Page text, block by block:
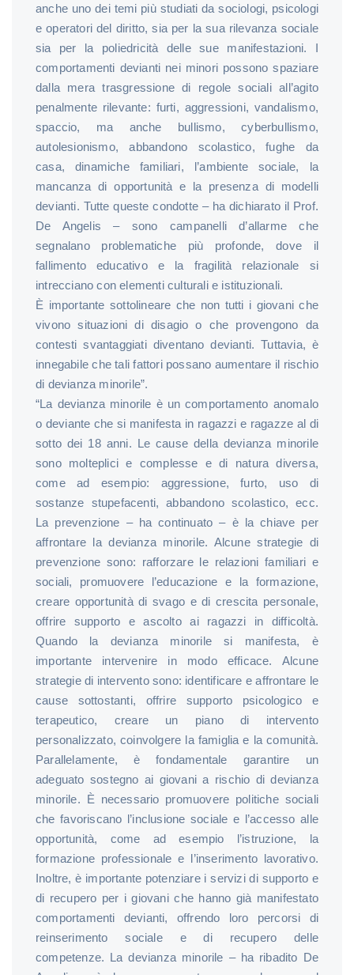
anche uno dei temi più studiati da sociologi, psicologi
e operatori del diritto, sia per la sua rilevanza sociale
sia per la poliedricità delle sue manifestazioni. I
comportamenti devianti nei minori possono spaziare
dalla mera trasgressione di regole sociali all’agito
penalmente rilevante: furti, aggressioni, vandalismo,
spaccio, ma anche bullismo, cyberbullismo,
autolesionismo, abbandono scolastico, fughe da
casa, dinamiche familiari, l’ambiente sociale, la
mancanza di opportunità e la presenza di modelli
devianti. Tutte queste condotte – ha dichiarato il Prof.
De Angelis – sono campanelli d’allarme che
segnalano problematiche più profonde, dove il
fallimento educativo e la fragilità relazionale si
intrecciano con elementi culturali e istituzionali.
È importante sottolineare che non tutti i giovani che
vivono situazioni di disagio o che provengono da
contesti svantaggiati diventano devianti. Tuttavia, è
innegabile che tali fattori possano aumentare il rischio
di devianza minorile”.
“La devianza minorile è un comportamento anomalo
o deviante che si manifesta in ragazzi e ragazze al di
sotto dei 18 anni. Le cause della devianza minorile
sono molteplici e complesse e di natura diversa,
come ad esempio: aggressione, furto, uso di
sostanze stupefacenti, abbandono scolastico, ecc.
La prevenzione – ha continuato – è la chiave per
affrontare la devianza minorile. Alcune strategie di
prevenzione sono: rafforzare le relazioni familiari e
sociali, promuovere l’educazione e la formazione,
creare opportunità di svago e di crescita personale,
offrire supporto e ascolto ai ragazzi in difficoltà.
Quando la devianza minorile si manifesta, è
importante intervenire in modo efficace. Alcune
strategie di intervento sono: identificare e affrontare le
cause sottostanti, offrire supporto psicologico e
terapeutico, creare un piano di intervento
personalizzato, coinvolgere la famiglia e la comunità.
Parallelamente, è fondamentale garantire un
adeguato sostegno ai giovani a rischio di devianza
minorile. È necessario promuovere politiche sociali
che favoriscano l’inclusione sociale e l’accesso alle
opportunità, come ad esempio l’istruzione, la
formazione professionale e l’inserimento lavorativo.
Inoltre, è importante potenziare i servizi di supporto e
di recupero per i giovani che hanno già manifestato
comportamenti devianti, offrendo loro percorsi di
reinserimento sociale e di recupero delle
competenze. La devianza minorile – ha ribadito De